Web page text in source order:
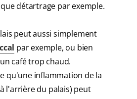
détartrage par exemple.
peut aussi simplement
par exemple, ou bien
café trop chaud.
qu'une inflammation de la
l'arrière du palais) peut